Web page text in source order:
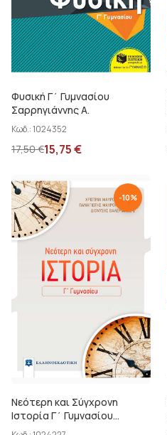
Φυσική Γ΄ Γυμνασίου
Σαρρηγιάννης Α.
Κωδ.:1024352
17,50€15,75€
-10%
Νεότερη και Σύγχρονη
Ιστορία Γ΄ Γυμνασίου
Μαυροκέφαλου Χ.- ...